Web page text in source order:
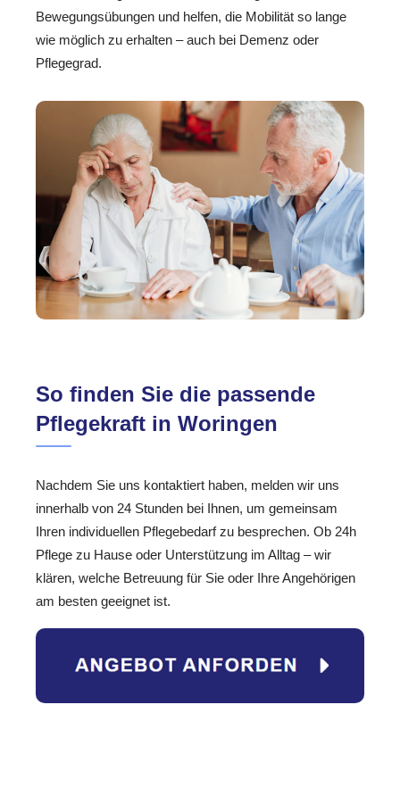
Bewegungsübungen und helfen, die Mobilität so lange
wie möglich zu erhalten – auch bei Demenz oder
Pflegegrad.
So finden Sie die passende
Pflegekraft in Woringen
Nachdem Sie uns kontaktiert haben, melden wir uns
innerhalb von 24 Stunden bei Ihnen, um gemeinsam
Ihren individuellen Pflegebedarf zu besprechen. Ob 24h
Pflege zu Hause oder Unterstützung im Alltag – wir
klären, welche Betreuung für Sie oder Ihre Angehörigen
am besten geeignet ist.